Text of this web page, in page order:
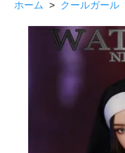
ホーム > クールガール